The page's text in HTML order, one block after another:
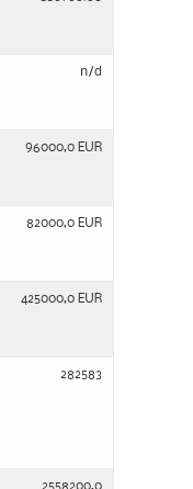
n/d
96000,0 EUR
82000,0 EUR
425000,0 EUR
282583
2558200,0